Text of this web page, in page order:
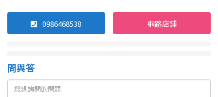
0986468538 網路店鋪
問與答